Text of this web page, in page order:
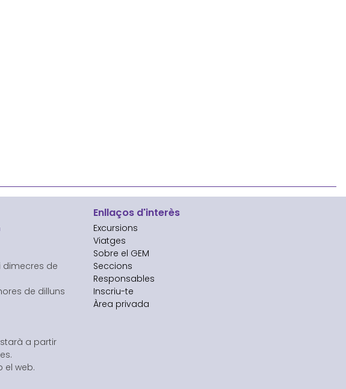
dimecres de
de dilluns
a partir
el web.
Enllaços d'interès
Excursions
Viatges
Sobre el GEM
Seccions
Responsables
Inscriu-te
Àrea privada